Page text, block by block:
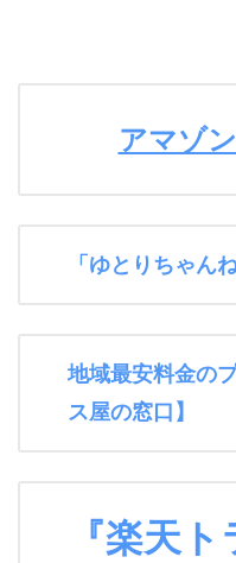
アマゾ
「ゆとりちゃん
地域最安料金の
ス屋の窓口】
『楽天ト